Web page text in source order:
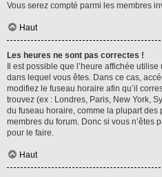
Vous serez compté parmi les membres
Haut
Les heures ne sont pas correctes !
Il est possible que l’heure affichée
dans lequel vous êtes. Dans ce cas,
modifiez le fuseau horaire afin qu’il
trouvez (ex : Londres, Paris, New York,
du fuseau horaire, comme la plupart des
membres du forum. Donc si vous n’êtes
pour le faire.
Haut